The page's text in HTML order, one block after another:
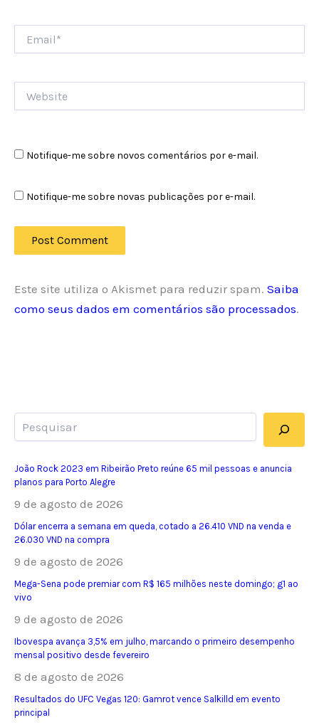
Notifique-me sobre novos comentários por e-mail.
Notifique-me sobre novas publicações por e-mail.
Este site utiliza o Akismet para reduzir spam. Saiba
como seus dados em comentários são processados.
João Rock 2023 em Ribeirão Preto reúne 65 mil pessoas e anuncia
planos para Porto Alegre
9 de agosto de 2026
Dólar encerra a semana em queda, cotado a 26.410 VND na venda e
26.030 VND na compra
9 de agosto de 2026
Mega-Sena pode premiar com R$ 165 milhões neste domingo; g1 ao
vivo
9 de agosto de 2026
Ibovespa avança 3,5% em julho, marcando o primeiro desempenho
mensal positivo desde fevereiro
8 de agosto de 2026
Resultados do UFC Vegas 120: Gamrot vence Salkilld em evento
principal